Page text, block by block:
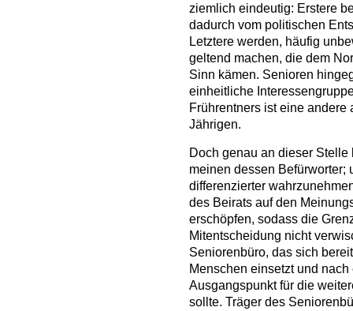
ziemlich eindeutig: Erstere
dadurch vom politischen
Letztere werden, häufig
geltend machen, die dem
Sinn kämen. Senioren
einheitliche
Frührentners ist eine
Jährigen.
Doch genau an dieser
meinen dessen Befürworter;
differenzierter
des Beirats auf den
erschöpfen, sodass die
Mitentscheidung nicht
Seniorenbüro, das sich
Menschen einsetzt und
Ausgangspunkt für die
sollte. Träger des